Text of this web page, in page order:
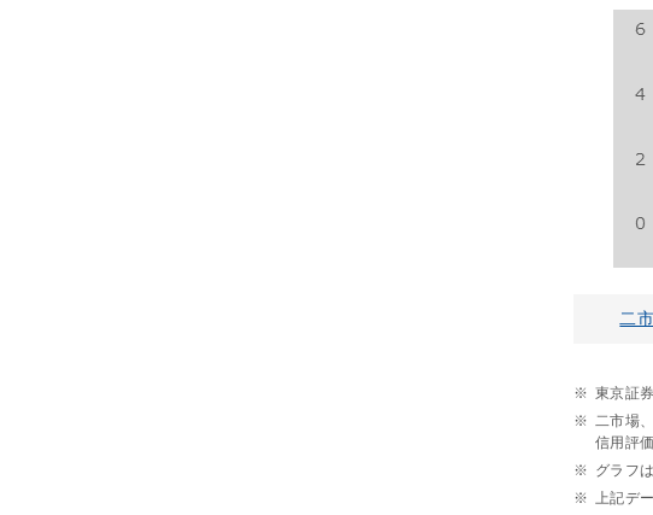
二
※ 東京証
※ 二市場
信用評
※ グラフ
※
上記デ